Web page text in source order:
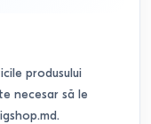
produsului
necesar să le